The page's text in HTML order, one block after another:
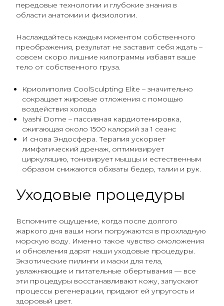
передовые технологии и глубокие знания в
области анатомии и физиологии.
Наслаждайтесь каждым моментом собственного
преображения, результат не заставит себя ждать –
совсем скоро лишние килограммы избавят ваше
тело от собственного груза.
Криолиполиз CoolSculpting Elite – значительно
сокращает жировые отложения с помощью
воздействия холода
Iyashi Dome – пассивная кардиотенировка,
сжигающая около 1500 калорий за 1 сеанс
И снова Эндосфера. Терапия ускоряет
лимфатический дренаж, оптимизирует
циркуляцию, тонизирует мышцы и естественным
образом снижаются обхваты бедер, талии и рук.
Уходовые процедуры
Вспомните ощущение, когда после долгого
жаркого дня ваши ноги погружаются в прохладную
морскую воду. Именно такое чувство омоложения
и обновления дарят наши уходовые процедуры.
Экзотические пилинги и маски для тела,
увлажняющие и питательные обертывания — все
эти процедуры восстанавливают кожу, запускают
процессы регенерации, придают ей упругость и
здоровый цвет.